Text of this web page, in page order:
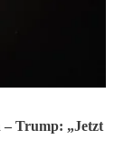
– Trump: „Jetzt